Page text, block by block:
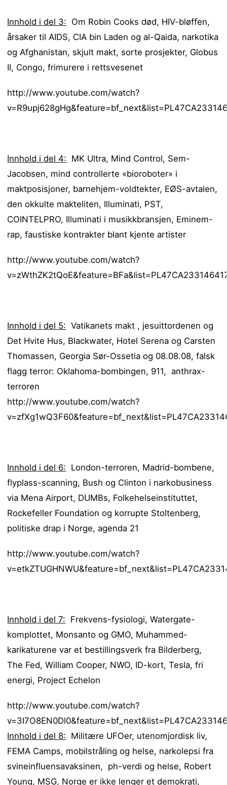
Innhold i del 3: Om Robin Cooks død, HIV-bløffen,
årsaker til AIDS, CIA bin Laden og al-Qaida, narkotika
og Afghanistan, skjult makt, sorte prosjekter, Globus
II, Congo, frimurere i rettsvesenet
http://www.youtube.com/watch?
Innhold i del 4: MK Ultra, Mind Control, Sem-
Jacobsen, mind controllerte «bioroboter» i
maktposisjoner, barnehjem-voldtekter, EØS-avtalen,
den okkulte makteliten, Illuminati, PST,
COINTELPRO, Illuminati i musikkbransjen, Eminem-
rap, faustiske kontrakter blant kjente artister
http://www.youtube.com/watch?
Innhold i del 5: Vatikanets makt , jesuittordenen og
Det Hvite Hus, Blackwater, Hotel Serena og Carsten
Thomassen, Georgia Sør-Ossetia og 08.08.08, falsk
flagg terror: Oklahoma-bombingen, 911, anthrax-
terroren
http://www.youtube.com/watch?
Innhold i del 6: London-terroren, Madrid-bombene,
flyplass-scanning, Bush og Clinton i narkobusiness
via Mena Airport, DUMBs, Folkehelseinstituttet,
Rockefeller Foundation og korrupte Stoltenberg,
politiske drap i Norge, agenda 21
http://www.youtube.com/watch?
Innhold i del 7: Frekvens-fysiologi, Watergate-
komplottet, Monsanto og GMO, Muhammed-
karikaturene var et bestillingsverk fra Bilderberg,
The Fed, William Cooper, NWO, ID-kort, Tesla, fri
energi, Project Echelon
http://www.youtube.com/watch?
Innhold i del 8: Militære UFOer, utenomjordisk liv,
FEMA Camps, mobilstråling og helse, narkolepsi fra
svineinfluensavaksinen, ph-verdi og helse, Robert
Young, MSG, Norge er ikke lenger et demokrati,